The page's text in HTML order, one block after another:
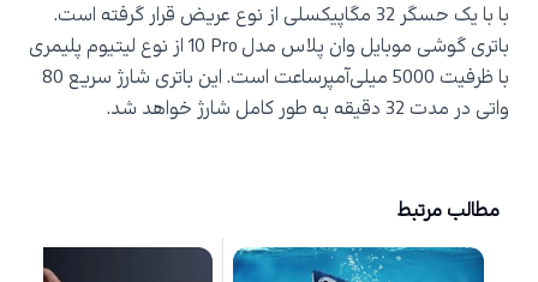
با با یک حسگر 32 مگاپیکسلی از نوع عریض قرار گرفته است.
باتری گوشی موبایل وان پلاس مدل 10 Pro از نوع لیتیوم پلیمری
با ظرفیت 5000 میلی‌آمپرساعت است. این باتری شارژ سریع 80
واتی در مدت 32 دقیقه به طور کامل شارژ خواهد شد.
مطالب مرتبط